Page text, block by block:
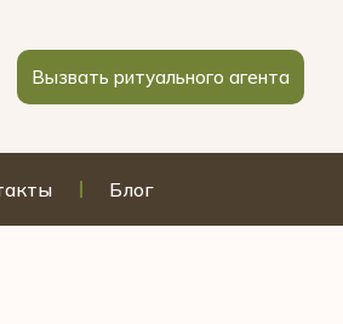
Вызвать ритуального агента
Блог